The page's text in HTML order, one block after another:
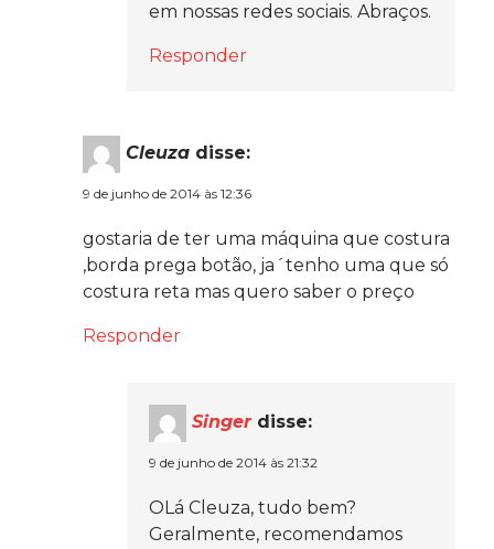
em nossas redes sociais. Abraços.
Responder
Cleuza disse:
9 de junho de 2014 às 12:36
gostaria de ter uma máquina que costura
,borda prega botão, ja´tenho uma que só
costura reta mas quero saber o preço
Responder
Singer disse:
9 de junho de 2014 às 21:32
OLá Cleuza, tudo bem?
Geralmente, recomendamos